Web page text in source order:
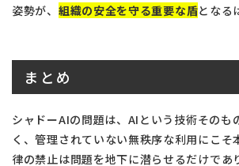
姿勢が、 組織の安全を守る重要な盾となる
まとめ
シャドーAIの問題は、AIという技術そのも
く、管理されていない無秩序な利用にこそ
律の禁止は問題を地下に潜らせるだけであ